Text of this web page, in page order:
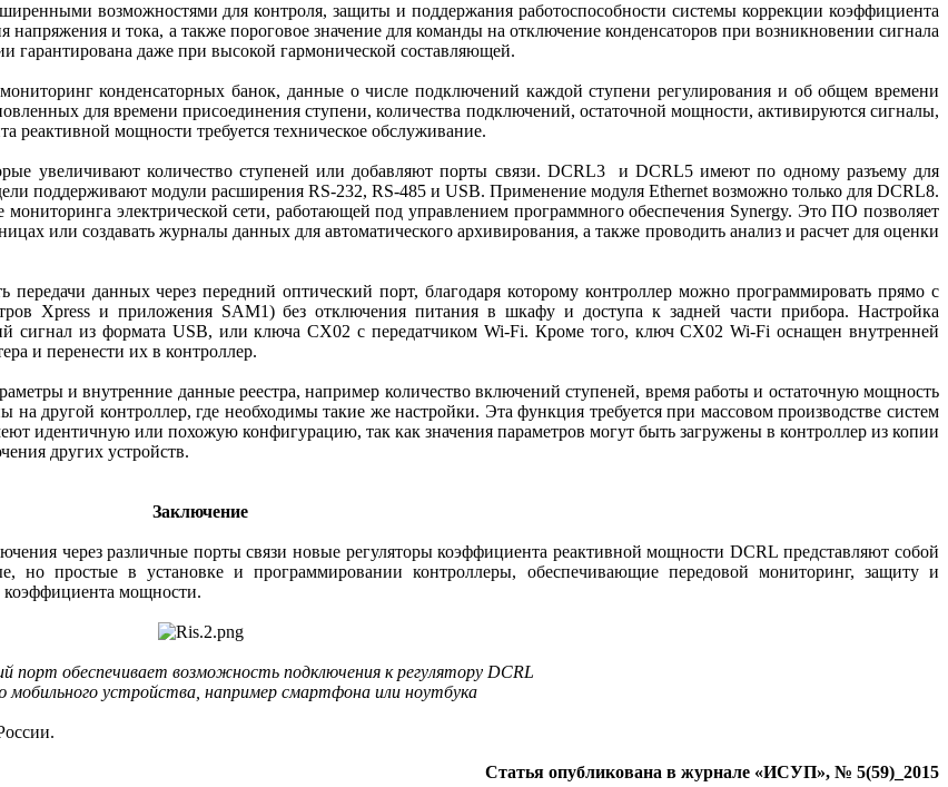
возможностями для контроля, защиты и поддержания работоспособности системы коррекции коэффициента
и тока, а также пороговое значение для команды на отключение конденсаторов при возникновении сигнала
гарантирована даже при высокой гармонической составляющей.
конденсаторных банок, данные о числе подключений каждой ступени регулирования и об общем времени
для времени присоединения ступени, количества подключений, остаточной мощности, активируются сигналы,
мощности требуется техническое обслуживание.
увеличивают количество ступеней или добавляют порты связи. DCRL3 и DCRL5 имеют по одному разъему для
поддерживают модули расширения RS‑232, RS‑485 и USB. Применение модуля Ethernet возможно только для DCRL8.
электрической сети, работающей под управлением программного обеспечения Synergy. Это ПО позволяет
или создавать журналы данных для автоматического архивирования, а также проводить анализ и расчет для оценки
данных через передний оптический порт, благодаря которому контроллер можно программировать прямо с
Xpress и приложения SAM1) без отключения питания в шкафу и доступа к задней части прибора. Настройка
сигнал из формата USB, или ключа CX02 с передатчиком Wi-Fi. Кроме того, ключ CX02 Wi-Fi оснащен внутренней
и перенести их в контроллер.
и внутренние данные реестра, например количество включений ступеней, время работы и остаточную мощность
другой контроллер, где необходимы такие же настройки. Эта функция требуется при массовом производстве систем
идентичную или похожую конфигурацию, так как значения параметров могут быть загружены в контроллер из копии
других устройств.
Заключение
через различные порты связи новые регуляторы коэффициента реактивной мощности DCRL представляют собой
но простые в установке и программировании контроллеры, обеспечивающие передовой мониторинг, защиту и
коэффициента мощности.
порт обеспечивает возможность подключения к регулятору DCRL
мобильного устройства, например смартфона или ноутбука
Статья опубликована в журнале «ИСУП», № 5(59)_2015